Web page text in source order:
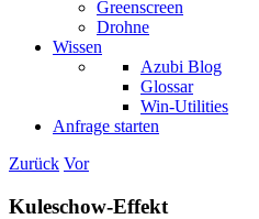
Greenscreen
Drohne
Wissen
Azubi Blog
Glossar
Win-Utilities
Anfrage starten
Zurück Vor
Kuleschow-Effekt